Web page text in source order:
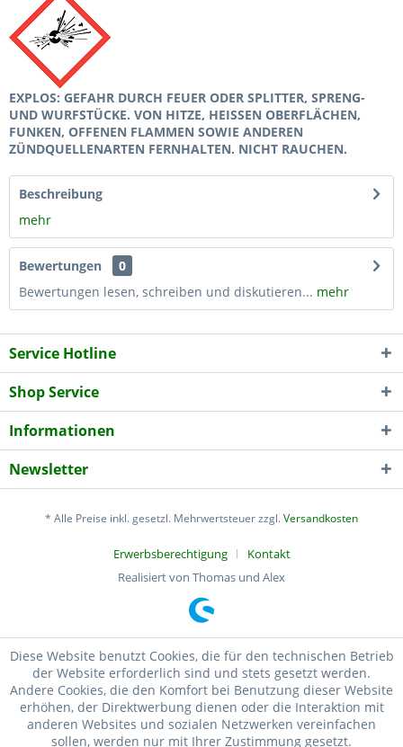
EXPLOS: GEFAHR DURCH FEUER ODER SPLITTER, SPRENG-
UND WURFSTÜCKE. VON HITZE, HEISSEN OBERFLÄCHEN,
FUNKEN, OFFENEN FLAMMEN SOWIE ANDEREN
ZÜNDQUELLENARTEN FERNHALTEN. NICHT RAUCHEN.
Beschreibung
mehr
Bewertungen
0
Bewertungen lesen, schreiben und diskutieren... mehr
Service Hotline
Shop Service
Informationen
Newsletter
* Alle Preise inkl. gesetzl. Mehrwertsteuer zzgl.Versandkosten
Erwerbsberechtigung
Kontakt
Realisiert von Thomas und Alex
Diese Website benutzt Cookies, die für den technischen Betrieb
der Website erforderlich sind und stets gesetzt werden.
Andere Cookies, die den Komfort bei Benutzung dieser Website
erhöhen, der Direktwerbung dienen oder die Interaktion mit
anderen Websites und sozialen Netzwerken vereinfachen
sollen, werden nur mit Ihrer Zustimmung gesetzt.